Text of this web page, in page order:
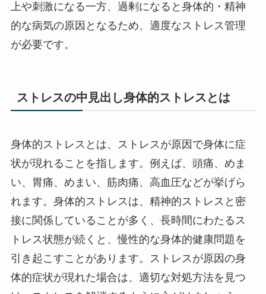
上や刺激になる一方、過剰になると身体的・精神
的な病気の原因となるため、適度なストレス管理
が必要です。
ストレスの中見出し身体的ストレスとは
身体的ストレスとは、ストレスが原因で身体に症
状が現れることを指します。例えば、頭痛、めま
い、胃痛、めまい、筋肉痛、高血圧などが挙げら
れます。身体的ストレスは、精神的ストレスと密
接に関係していることが多く、長時間にわたるス
トレス状態が続くと、慢性的な身体的健康問題を
引き起こすことがあります。ストレスが原因の身
体的症状が現れた場合は、適切な対処方法を見つ